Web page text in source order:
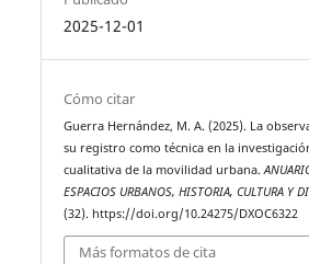
2025-12-01
Cómo citar
Guerra Hernández, M. A. (2025). La
su registro como técnica en la
cualitativa de la movilidad urbana.
ESPACIOS URBANOS, HISTORIA, CULTURA Y
(32). https://doi.org/10.24275/DXOC6322
Más formatos de cita